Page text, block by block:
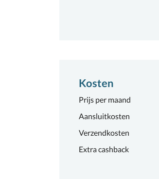
Kosten
Prijs per maand
Aansluitkosten
Verzendkosten
Extra cashback